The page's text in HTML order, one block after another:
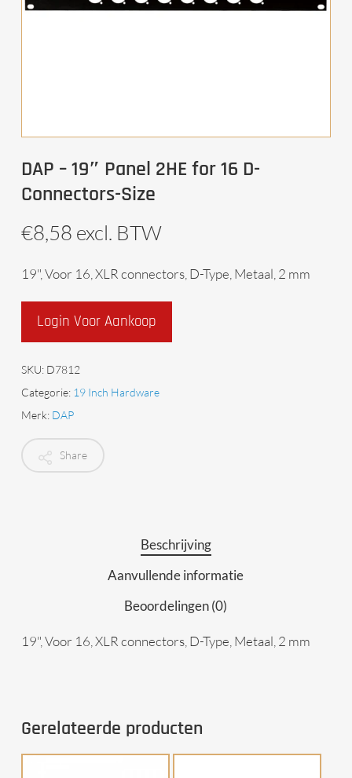
DAP – 19″ Panel 2HE for 16 D-
Connectors-Size
€8,58 excl. BTW
19", Voor 16, XLR connectors, D-Type, Metaal, 2 mm
Login Voor Aankoop
SKU: D7812
Categorie: 19 Inch Hardware
Merk: DAP
Share
Beschrijving
Aanvullende informatie
Beoordelingen (0)
19", Voor 16, XLR connectors, D-Type, Metaal, 2 mm
Gerelateerde producten